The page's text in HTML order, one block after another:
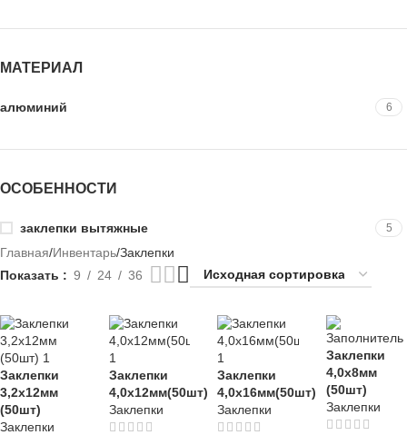
МАТЕРИАЛ
алюминий 6
ОСОБЕННОСТИ
заклепки вытяжные 5
Главная Инвентарь Заклепки
Показать
9 24 36
Заклепки
3,2х12мм
(50шт)
Заклепки
Заклепки
4,0х12мм(50шт)
Заклепки
Заклепки
4,0х16мм(50шт)
Заклепки
Заклепки
4,0х8мм
(50шт)
Заклепки